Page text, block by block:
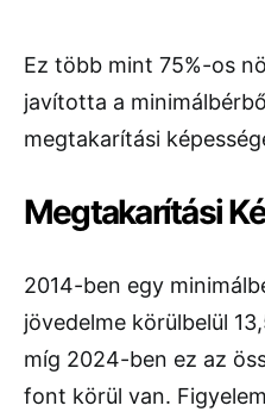
Ez több mint 75%-os
javította a
megtakarítási
Megtakarítási
2014-ben egy
jövedelme körülbelül
míg 2024-ben ez az
font körül van.